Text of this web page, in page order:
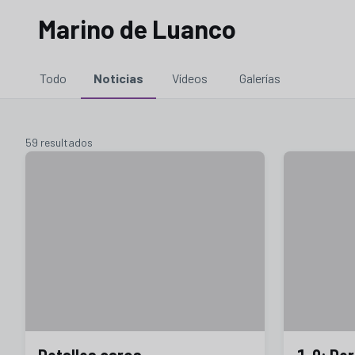
Marino de Luanco
Todo Noticias Vídeos Galerías
59 resultados